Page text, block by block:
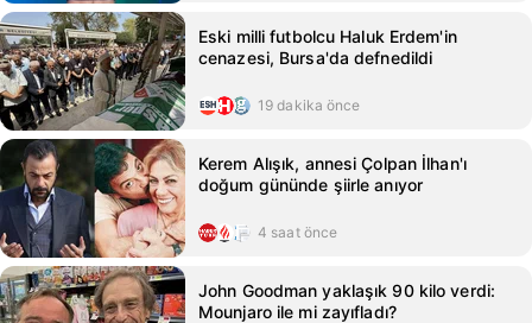
Eski milli futbolcu Haluk Erdem'in
cenazesi, Bursa'da defnedildi
19 dakika önce
Kerem Alışık, annesi Çolpan İlhan'ı
doğum gününde şiirle anıyor
4 saat önce
John Goodman yaklaşık 90 kilo verdi:
Mounjaro ile mi zayıfladı?